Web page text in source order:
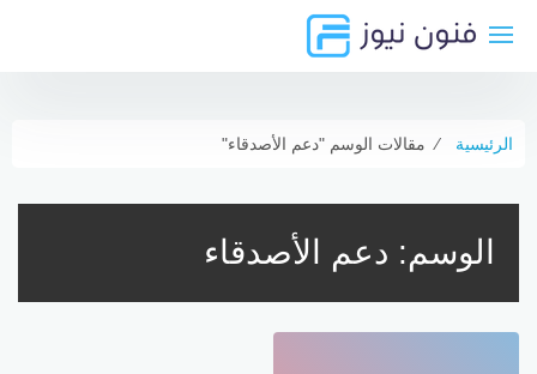
الرئيسية ⁄ مقالات الوسم "دعم الأصدقاء"
الوسم: دعم الأصدقاء